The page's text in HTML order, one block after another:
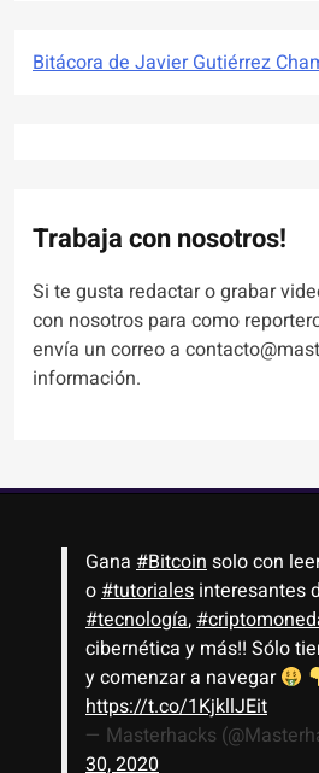
Bitácora de Javier Gutiérrez
Trabaja con nosotros!
Si te gusta redactar o grabar
con nosotros para como
envía un correo a
información.
Gana #Bitcoinsolo con
o#tutoriales interesantes
#tecnología,
cibernética y más!! Sólo
y comenzar a navegar
https://t.co/1KjkllJEit
— Masterhacks
30, 2020